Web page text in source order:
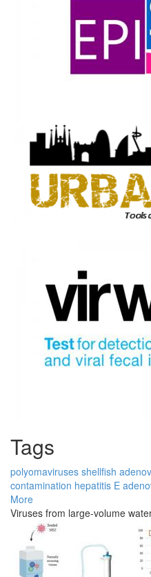
Tags
polyomaviruses shellfish
contamination hepatitis E
More
Viruses from large-volume